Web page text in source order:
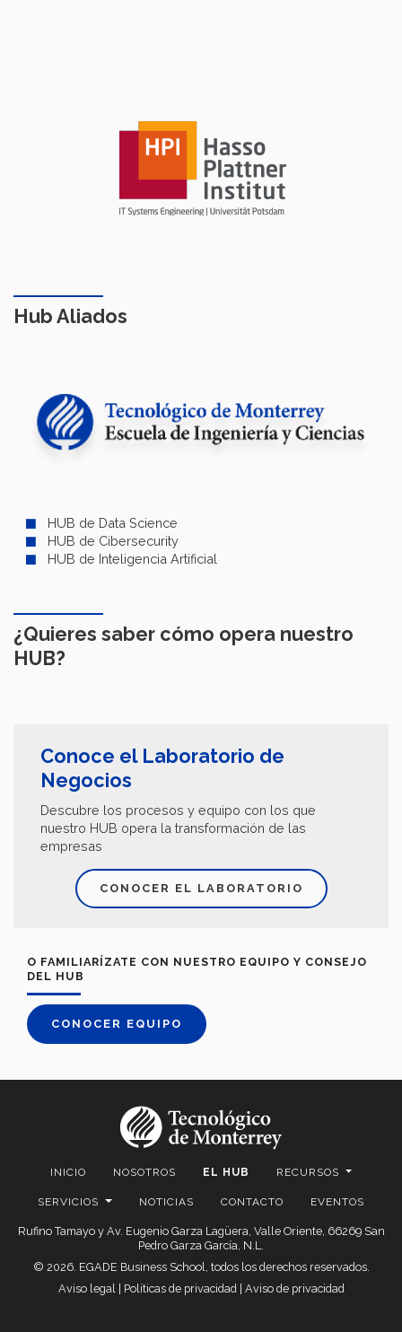
Hub Aliados
HUB de Data Science
HUB de Cibersecurity
HUB de Inteligencia Artificial
¿Quieres saber cómo opera nuestro
HUB?
Conoce el Laboratorio de
Negocios
Descubre los procesos y equipo con los que
nuestro HUB opera la transformación de las
empresas
CONOCER EL LABORATORIO
O FAMILIARÍZATE CON NUESTRO EQUIPO Y CONSEJO
DEL HUB
CONOCER EQUIPO
INICIO NOSOTROS EL HUB RECURSOS
SERVICIOS NOTICIAS CONTACTO EVENTOS
Rufino Tamayo y Av. Eugenio Garza Lagüera, Valle Oriente, 66269 San
Pedro Garza García, N.L.
© 2026. EGADE Business School, todos los derechos reservados.
Aviso legal| Políticas de privacidad| Aviso de privacidad